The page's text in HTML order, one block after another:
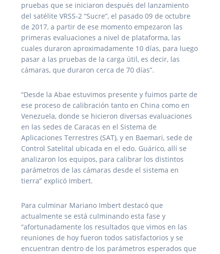
pruebas que se iniciaron después del lanzamiento
del satélite VRSS-2 “Sucre”, el pasado 09 de octubre
de 2017, a partir de ese momento empezaron las
primeras evaluaciones a nivel de plataforma, las
cuales duraron aproximadamente 10 días, para luego
pasar a las pruebas de la carga útil, es decir, las
cámaras, que duraron cerca de 70 días”.
“Desde la Abae estuvimos presente y fuimos parte de
ese proceso de calibración tanto en China como en
Venezuela, donde se hicieron diversas evaluaciones
en las sedes de Caracas en el Sistema de
Aplicaciones Terrestres (SAT), y en Baemari, sede de
Control Satelital ubicada en el edo. Guárico, allí se
analizaron los equipos, para calibrar los distintos
parámetros de las cámaras desde el sistema en
tierra” explicó Imbert.
Para culminar Mariano Imbert destacó que
actualmente se está culminando esta fase y
“afortunadamente los resultados que vimos en las
reuniones de hoy fueron todos satisfactorios y se
encuentran dentro de los parámetros esperados que